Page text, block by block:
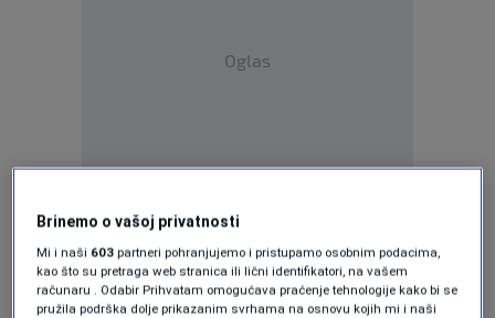
Oglas
Naša reprezentacija će pokušati napraviti
prolaz u bolju grupu, a snage će odmjeriti sa
reprezentacijama Južne Afrike i Tajlanda.
Brinemo o vašoj privatnosti
Mi i naši 603 partneri pohranjujemo i pristupamo osobnim podacima,
kao što su pretraga web stranica ili lični identifikatori, na vašem
računaru . Odabir Prihvatam omogućava praćenje tehnologije kako bi se
pružila podrška dolje prikazanim svrhama na osnovu kojih mi i naši